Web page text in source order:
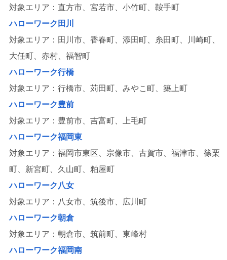
対象エリア：直方市、宮若市、小竹町、鞍手町
ハローワーク田川
対象エリア：田川市、香春町、添田町、糸田町、川崎町、
大任町、赤村、福智町
ハローワーク行橋
対象エリア：行橋市、苅田町、みやこ町、築上町
ハローワーク豊前
対象エリア：豊前市、吉富町、上毛町
ハローワーク福岡東
対象エリア：福岡市東区、宗像市、古賀市、福津市、篠栗
町、新宮町、久山町、粕屋町
ハローワーク八女
対象エリア：八女市、筑後市、広川町
ハローワーク朝倉
対象エリア：朝倉市、筑前町、東峰村
ハローワーク福岡南